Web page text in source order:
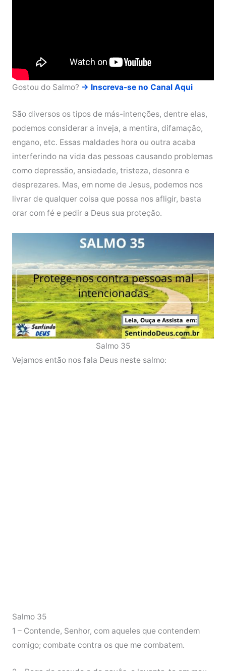
Gostou do Salmo? → Inscreva-se no Canal Aqui
São diversos os tipos de más-intenções, dentre elas,
podemos considerar a inveja, a mentira, difamação,
engano, etc. Essas maldades hora ou outra acaba
interferindo na vida das pessoas causando problemas
como depressão, ansiedade, tristeza, desonra e
desprezares. Mas, em nome de Jesus, podemos nos
livrar de qualquer coisa que possa nos afligir, basta
orar com fé e pedir a Deus sua proteção.
Salmo 35
Vejamos então nos fala Deus neste salmo:
Salmo 35
1 – Contende, Senhor, com aqueles que contendem
comigo; combate contra os que me combatem.